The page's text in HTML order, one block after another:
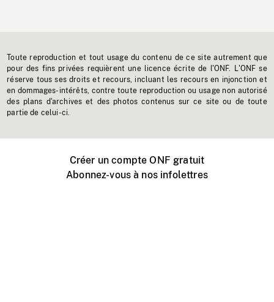
Toute reproduction et tout usage du contenu de ce site autrement que
pour des fins privées requièrent une licence écrite de l'ONF. L'ONF se
réserve tous ses droits et recours, incluant les recours en injonction et
en dommages-intérêts, contre toute reproduction ou usage non autorisé
des plans d'archives et des photos contenus sur ce site ou de toute
partie de celui-ci.
Créer un compte ONF gratuit
Abonnez-vous à nos infolettres